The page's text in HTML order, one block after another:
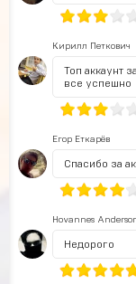
Кирилл Петкович
Топ аккаунт
все успешно
Егор Еткарёв
Спасибо за
Hovannes
Недорого